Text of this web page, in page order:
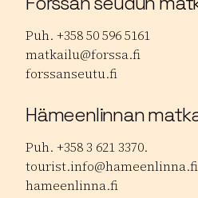
Puh. +358 50 596 5161
matkailu@forssa.fi
forssanseutu.fi
Hämeenlinnan
Puh. +358 3 621 3370.
tourist.info@hameenlinna.fi
hameenlinna.fi